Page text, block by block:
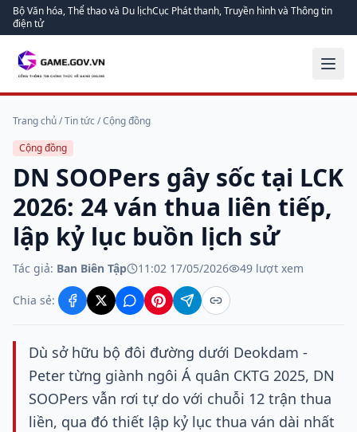
Bộ Văn hóa, Thể thao và Du lịchCục Phát thanh, Truyền hình và Thông tin
điện tử
Trang chủ/Tin tức/Cộng đồng
Cộng đồng
DN SOOPers gây sốc tại LCK
2026: 24 ván thua liên tiếp,
lập kỷ lục buồn lịch sử
Tác giả: Ban Biên Tập 11:02 17/05/2026 49 lượt xem
Chia sẻ:
Dù sở hữu bộ đôi đường dưới Deokdam -
Peter từng giành ngôi Á quân CKTG 2025, DN
SOOPers vẫn rơi tự do với chuỗi 12 trận thua
liền, qua đó thiết lập kỷ lục thua ván dài nhất